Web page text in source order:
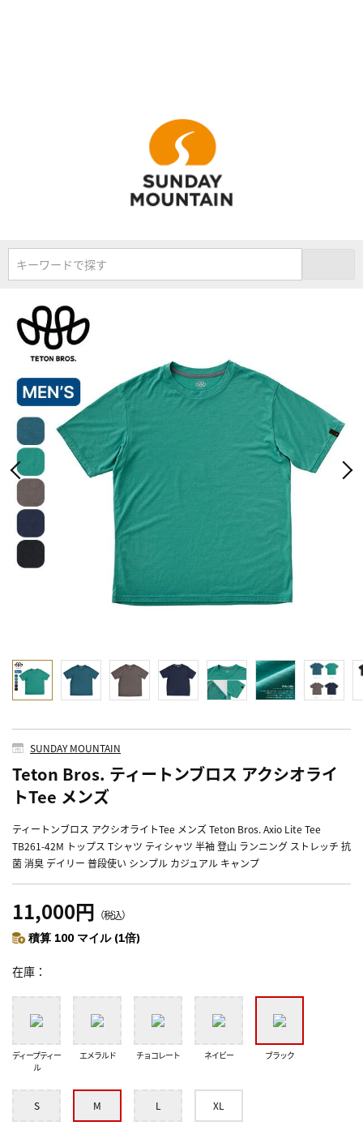
キーワードで探す
SUNDAY MOUNTAIN
Teton Bros. ティートンブロス アクシオライ
トTee メンズ
ティートンブロス アクシオライトTee メンズ Teton Bros. Axio Lite Tee
TB261-42M トップス Tシャツ ティシャツ 半袖 登山 ランニング ストレッチ 抗
菌 消臭 デイリー 普段使い シンプル カジュアル キャンプ
11,000円 （税込）
積算 100 マイル (1倍)
在庫
ディープティー
ル
エメラルド チョコレート ネイビー ブラック
S M L XL